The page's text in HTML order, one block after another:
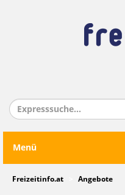
Menü
Freizeitinfo.at Angebote